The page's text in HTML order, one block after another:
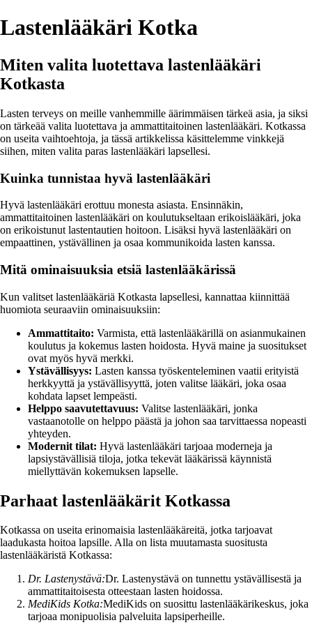
Lastenlääkäri Kotka
Miten valita luotettava lastenlääkäri
Kotkasta
Lasten terveys on meille vanhemmille äärimmäisen tärkeä asia, ja siksi
on tärkeää valita luotettava ja ammattitaitoinen lastenlääkäri. Kotkassa
on useita vaihtoehtoja, ja tässä artikkelissa käsittelemme vinkkejä
siihen, miten valita paras lastenlääkäri lapsellesi.
Kuinka tunnistaa hyvä lastenlääkäri
Hyvä lastenlääkäri erottuu monesta asiasta. Ensinnäkin,
ammattitaitoinen lastenlääkäri on koulutukseltaan erikoislääkäri, joka
on erikoistunut lastentautien hoitoon. Lisäksi hyvä lastenlääkäri on
empaattinen, ystävällinen ja osaa kommunikoida lasten kanssa.
Mitä ominaisuuksia etsiä lastenlääkärissä
Kun valitset lastenlääkäriä Kotkasta lapsellesi, kannattaa kiinnittää
huomiota seuraaviin ominaisuuksiin:
Ammattitaito: Varmista, että lastenlääkärillä on asianmukainen
koulutus ja kokemus lasten hoidosta. Hyvä maine ja suositukset
ovat myös hyvä merkki.
Ystävällisyys: Lasten kanssa työskenteleminen vaatii erityistä
herkkyyttä ja ystävällisyyttä, joten valitse lääkäri, joka osaa
kohdata lapset lempeästi.
Helppo saavutettavuus: Valitse lastenlääkäri, jonka
vastaanotolle on helppo päästä ja johon saa tarvittaessa nopeasti
yhteyden.
Modernit tilat: Hyvä lastenlääkäri tarjoaa moderneja ja
lapsiystävällisiä tiloja, jotka tekevät lääkärissä käynnistä
miellyttävän kokemuksen lapselle.
Parhaat lastenlääkärit Kotkassa
Kotkassa on useita erinomaisia lastenlääkäreitä, jotka tarjoavat
laadukasta hoitoa lapsille. Alla on lista muutamasta suositusta
lastenlääkäristä Kotkassa:
Dr. Lastenystävä:Dr. Lastenystävä on tunnettu ystävällisestä ja
ammattitaitoisesta otteestaan lasten hoidossa.
MediKids Kotka:MediKids on suosittu lastenlääkärikeskus, joka
tarjoaa monipuolisia palveluita lapsiperheille.